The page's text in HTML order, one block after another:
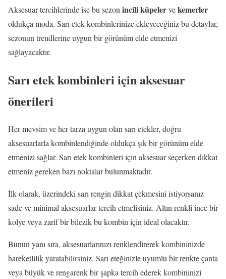
Aksesuar tercihlerinde ise bu sezon incili küpelervekemerler
oldukça moda. Sarı etek kombinlerinize ekleyeceğiniz bu detaylar,
sezonun trendlerine uygun bir görünüm elde etmenizi
sağlayacaktır.
Sarı etek kombinleri için aksesuar
önerileri
Her mevsim ve her tarza uygun olan sarı etekler, doğru
aksesuarlarla kombinlendiğinde oldukça şık bir görünüm elde
etmenizi sağlar. Sarı etek kombinleri için aksesuar seçerken dikkat
etmeniz gereken bazı noktalar bulunmaktadır.
İlk olarak, üzerindeki sarı rengin dikkat çekmesini istiyorsanız
sade ve minimal aksesuarlar tercih etmelisiniz. Altın renkli ince bir
kolye veya zarif bir bilezik bu kombin için ideal olacaktır.
Bunun yanı sıra, aksesuarlarınızı renklendirerek kombininizde
hareketlilik yaratabilirsiniz. Sarı eteğinizle uyumlu bir renkte çanta
veya büyük ve rengarenk bir şapka tercih ederek kombininizi